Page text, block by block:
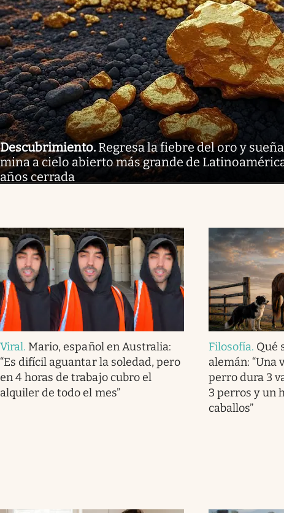
Descubrimiento. Regresa la fiebre del oro y
mina a cielo abierto más grande de
años cerrada
Viral. Mario, español en Australia:
“Es difícil aguantar la soledad, pero
en 4 horas de trabajo cubro el
alquiler de todo el mes”
Filosofía. Qué
alemán: “Una
perro dura 3
3 perros y un
caballos”